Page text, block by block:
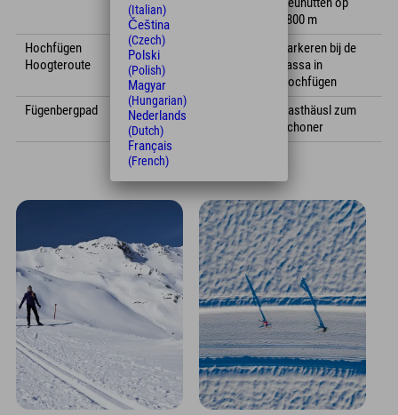
1800 m
Hochfügen
Hoogteroute
Gratis &
Klassiek
Parkeren bij de
kassa in
Hochfügen
Fügenbergpad
gratis en
klassiek
2
Gasthäusl zum
Schoner
(Italian)
Čeština
(Czech)
Polski
(Polish)
Magyar
(Hungarian)
Nederlands
(Dutch)
Français
(French)